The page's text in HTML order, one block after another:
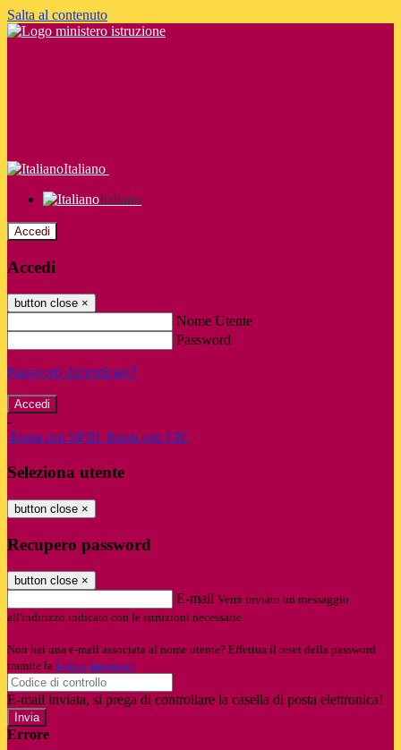
Salta al contenuto
Italiano
Italiano
Accedi
Accedi
button close ×
Nome Utente
Password
Password dimenticata?
-
Entra con SPID Entra con CIE
Seleziona utente
button close ×
Recupero password
button close ×
E-mail Verrà inviato un messaggio
all'indirizzo indicato con le istruzioni necessarie.
Non hai una e-mail associata al nome utente? Effettua il reset della password
tramite la Login Spaggiari
E-mail inviata, si prega di controllare la casella di posta elettronica!
Errore